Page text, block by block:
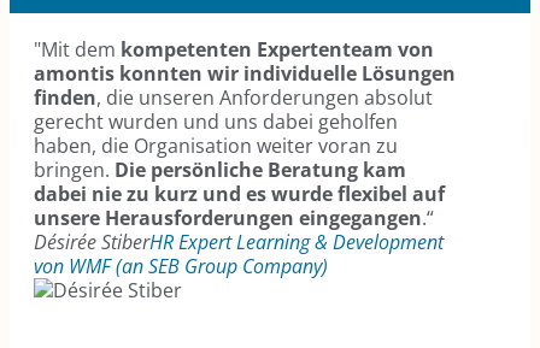
"Mit dem kompetenten Expertenteam von
amontis konnten wir individuelle Lösungen
finden, die unseren Anforderungen absolut
gerecht wurden und uns dabei geholfen
haben, die Organisation weiter voran zu
bringen. Die persönliche Beratung kam
dabei nie zu kurz und es wurde flexibel auf
unsere Herausforderungen eingegangen.“
Désirée StiberHR Expert Learning & Development
von WMF (an SEB Group Company)